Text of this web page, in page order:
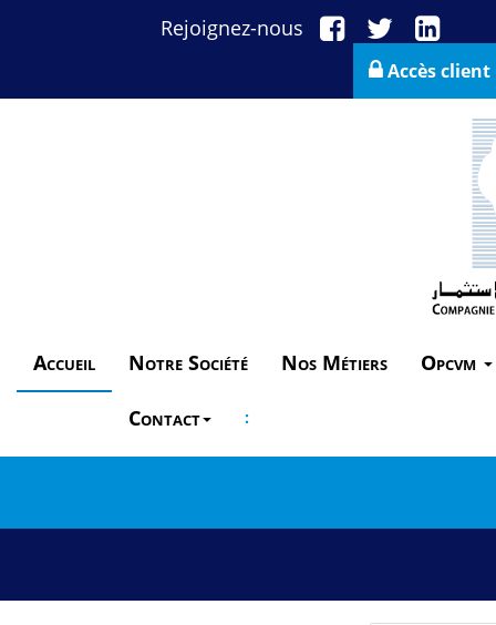
Rejoignez-nous
Accès client
Accueil Notre Société Nos Métiers Opcvm
Contact :